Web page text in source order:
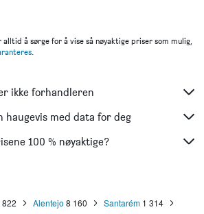
å sørge for å vise så nøyaktige priser som mulig,
.
ikke forhandleren
haugevis med data for deg
100 % nøyaktige?
Alentejo 8 160 Santarém 1 314